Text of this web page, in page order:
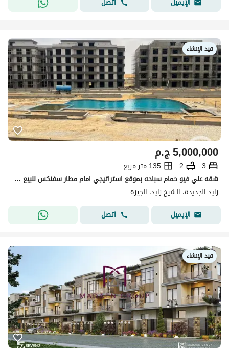
قيد الإنشاء
ج.م5,000,000
3
2
135 متر مربع
شقه علي فيو حمام سباحه بموقع استراتيجي امام مطار سفنكس للبيع في نيو زايد جاهزه للمعاينه
زايد الجديدة، الشيخ زايد، الجيزة
الإيميل
اتصل
قيد الإنشاء